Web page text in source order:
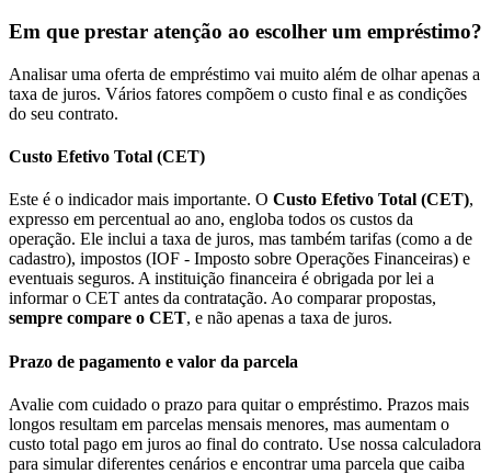
Em que prestar atenção ao escolher um empréstimo?
Analisar uma oferta de empréstimo vai muito além de olhar apenas a
taxa de juros. Vários fatores compõem o custo final e as condições
do seu contrato.
Custo Efetivo Total (CET)
Este é o indicador mais importante. O Custo Efetivo Total (CET),
expresso em percentual ao ano, engloba todos os custos da
operação. Ele inclui a taxa de juros, mas também tarifas (como a de
cadastro), impostos (IOF - Imposto sobre Operações Financeiras) e
eventuais seguros. A instituição financeira é obrigada por lei a
informar o CET antes da contratação. Ao comparar propostas,
sempre compare o CET, e não apenas a taxa de juros.
Prazo de pagamento e valor da parcela
Avalie com cuidado o prazo para quitar o empréstimo. Prazos mais
longos resultam em parcelas mensais menores, mas aumentam o
custo total pago em juros ao final do contrato. Use nossa calculadora
para simular diferentes cenários e encontrar uma parcela que caiba